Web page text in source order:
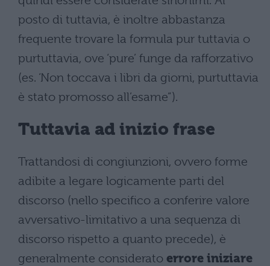
posto di tuttavia, è inoltre abbastanza
frequente trovare la formula pur tuttavia o
purtuttavia, ove ‘pure’ funge da rafforzativo
(es. ‘Non toccava i libri da giorni, purtuttavia
è stato promosso all’esame”).
Tuttavia ad inizio frase
Trattandosi di congiunzioni, ovvero forme
adibite a legare logicamente parti del
discorso (nello specifico a conferire valore
avversativo-limitativo a una sequenza di
discorso rispetto a quanto precede), è
generalmente considerato errore iniziare